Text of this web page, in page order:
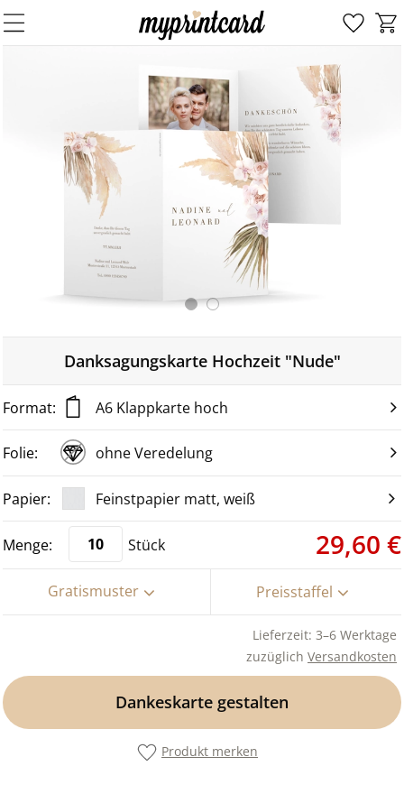
Danksagungskarte Hochzeit "Nude"
A6 Klappkarte hoch
ohne Veredelung
Feinstpapier matt, weiß
Stück 29,60 €
Gratismuster Preisstaffel
Lieferzeit: 3–6 Werktage
zuzüglich Versandkosten
Dankeskarte gestalten
Produkt merken